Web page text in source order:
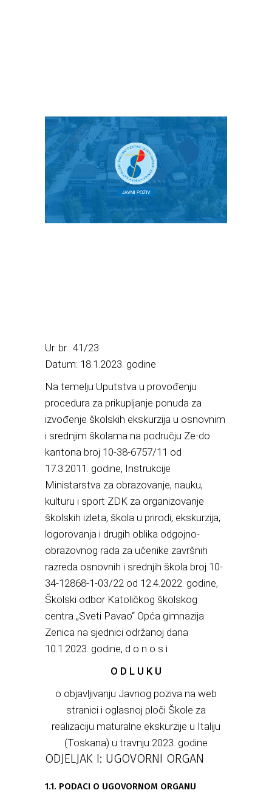
Ur. br. 41/23
Datum: 18.1.2023. godine
Na temelju Uputstva u provođenju
procedura za prikupljanje ponuda za
izvođenje školskih ekskurzija u osnovnim
i srednjim školama na području Ze-do
kantona broj 10-38-6757/11 od
17.3.2011. godine, Instrukcije
Ministarstva za obrazovanje, nauku,
kulturu i sport ZDK za organizovanje
školskih izleta, škola u prirodi, ekskurzija,
logorovanja i drugih oblika odgojno-
obrazovnog rada za učenike završnih
razreda osnovnih i srednjih škola broj 10-
34-12868-1-03/22 od 12.4.2022. godine,
Školski odbor Katoličkog školskog
centra „Sveti Pavao“ Opća gimnazija
Zenica na sjednici održanoj dana
10.1.2023. godine, d o n o s i
O D L U K U
o objavljivanju Javnog poziva na web
stranici i oglasnoj ploči Škole za
realizaciju maturalne ekskurzije u Italiju
(Toskana) u travnju 2023. godine
ODJELJAK I: UGOVORNI ORGAN
1.1. PODACI O UGOVORNOM ORGANU